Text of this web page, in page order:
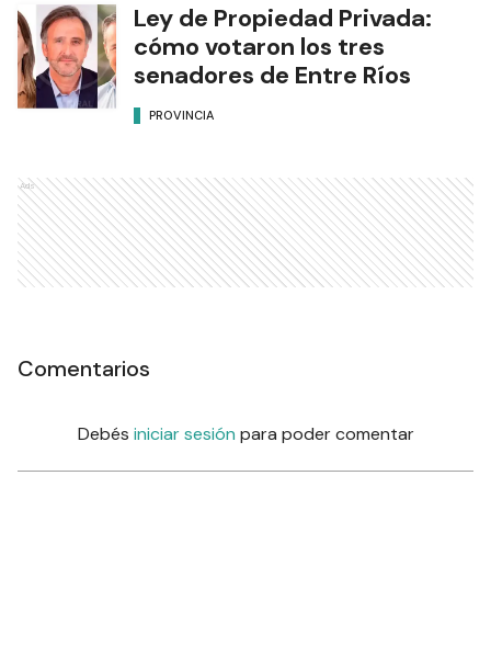
Ley de Propiedad Privada:
cómo votaron los tres
senadores de Entre Ríos
PROVINCIA
Ads
Comentarios
Debés iniciar sesión para poder comentar